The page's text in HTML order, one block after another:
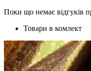
Поки що немає відгуків
Товари в комлект